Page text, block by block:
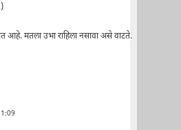
आहे. मतला उभा राहिला नसावा असे वाटते.